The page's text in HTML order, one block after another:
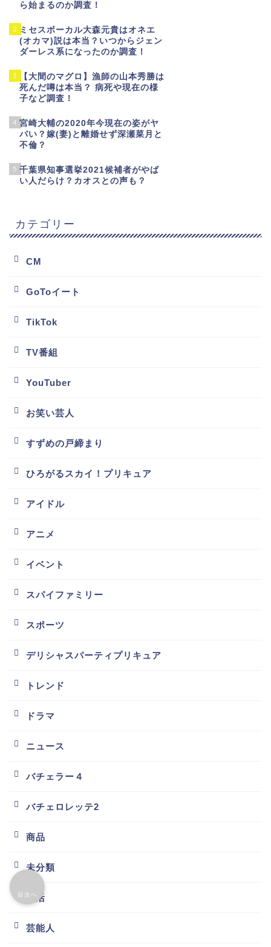
ら始まるのか調査！
2 ミセスボーカル大森元貴はオネエ
(オカマ)説は本当？いつからジェン
ダーレス系になったのか調査！
3
【大間のマグロ】漁師の山本秀勝は
死んだ噂は本当？ 病死や現在の様
子など調査！
4 宮崎大輔の2020年今現在の姿がヤ
バい？嫁(妻)と離婚せず深瀬菜月と
不倫？
5 千葉県知事選挙2021候補者がやば
い人だらけ？カオスとの声も？
カテゴリー
CM
GoToイート
TikTok
TV番組
YouTuber
お笑い芸人
すずめの戸締まり
ひろがるスカイ！プリキュア
アイドル
アニメ
イベント
スパイファミリー
スポーツ
デリシャスパーティプリキュア
トレンド
ドラマ
ニュース
バチェラー４
バチェロレッテ2
商品
未分類
生活
芸能人
目次へ